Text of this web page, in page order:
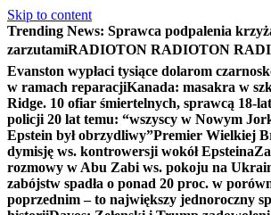
Skip to content
Trending News: Sprawca podpalenia
zarzutamiRADIOTON RADIOTON
Evanston wypłaci tysiące dolarom
w ramach reparacjiKanada: masakra w
Ridge. 10 ofiar śmiertelnych, sprawcą 18-
policji 20 lat temu: “wszyscy w Nowym
Epstein był obrzydliwy”Premier Wielkiej
dymisję ws. kontrowersji wokół Epsteina
rozmowy w Abu Zabi ws. pokoju na
zabójstw spadła o ponad 20 proc. w
poprzednim – to największy jednoroczny